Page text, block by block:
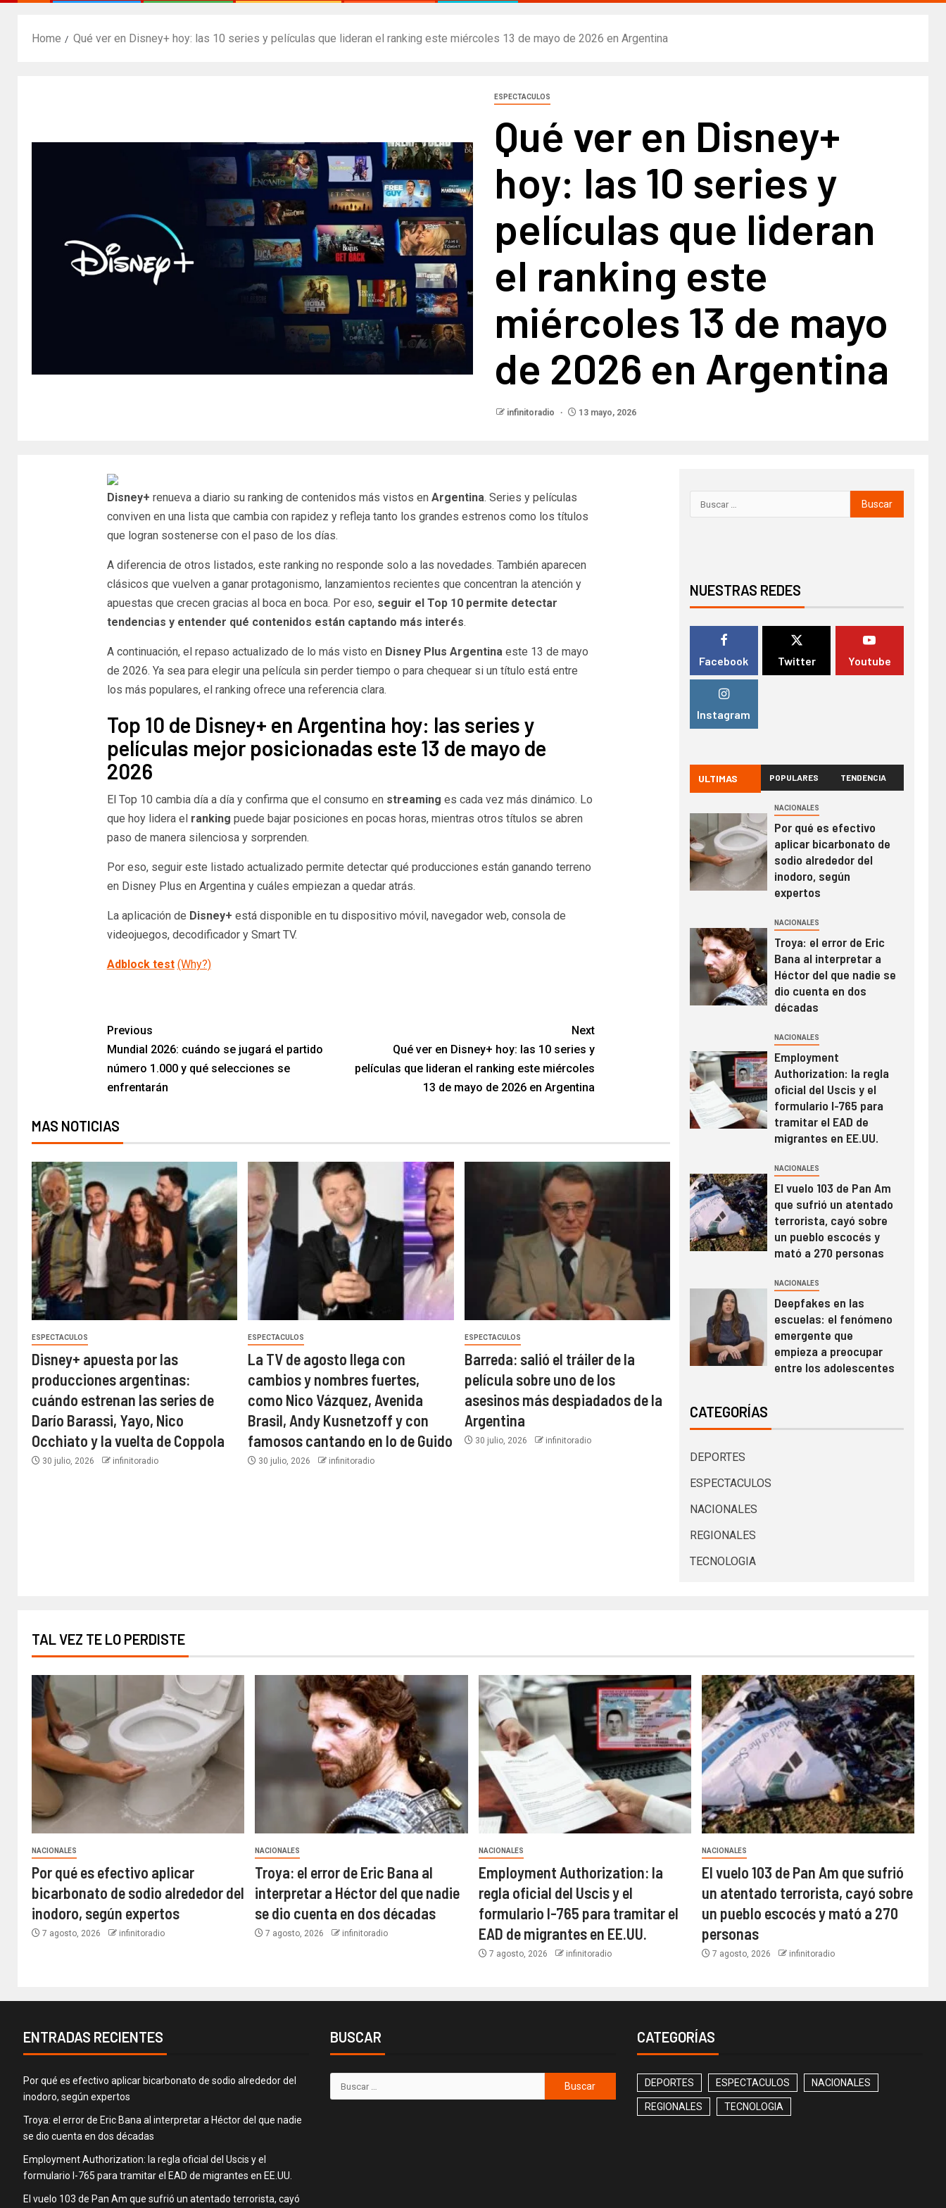
Home Qué ver en Disney+ hoy: las 10 series y películas que lideran el ranking este miércoles 13 de mayo de 2026 en Argentina
ESPECTACULOS
Qué ver en Disney+
hoy: las 10 series y
películas que lideran
el ranking este
miércoles 13 de mayo
de 2026 en Argentina
infinitoradio 13 mayo, 2026
Disney+ renueva a diario su ranking de contenidos más vistos en Argentina. Series y películas
conviven en una lista que cambia con rapidez y refleja tanto los grandes estrenos como los títulos
que logran sostenerse con el paso de los días.
A diferencia de otros listados, este ranking no responde solo a las novedades. También aparecen
clásicos que vuelven a ganar protagonismo, lanzamientos recientes que concentran la atención y
apuestas que crecen gracias al boca en boca. Por eso, seguir el Top 10 permite detectar
tendencias y entender qué contenidos están captando más interés.
A continuación, el repaso actualizado de lo más visto en Disney Plus Argentinaeste 13 de mayo
de 2026. Ya sea para elegir una película sin perder tiempo o para chequear si un título está entre
los más populares, el ranking ofrece una referencia clara.
Top 10 de Disney+ en Argentina hoy: las series y
películas mejor posicionadas este 13 de mayo de
2026
El Top 10 cambia día a día y confirma que el consumo en streaming es cada vez más dinámico. Lo
que hoy lidera el ranking puede bajar posiciones en pocas horas, mientras otros títulos se abren
paso de manera silenciosa y sorprenden.
Por eso, seguir este listado actualizado permite detectar qué producciones están ganando terreno
en Disney Plus en Argentina y cuáles empiezan a quedar atrás.
La aplicación de Disney+ está disponible en tu dispositivo móvil, navegador web, consola de
videojuegos, decodificador y Smart TV.
Adblock test (Why?)
Previous
Mundial 2026: cuándo se jugará el partido
número 1.000 y qué selecciones se
enfrentarán
Next
Qué ver en Disney+ hoy: las 10 series y
películas que lideran el ranking este miércoles
13 de mayo de 2026 en Argentina
MAS NOTICIAS
ESPECTACULOS
Disney+ apuesta por las
producciones argentinas:
cuándo estrenan las series de
Darío Barassi, Yayo, Nico
Occhiato y la vuelta de Coppola
30 julio, 2026 infinitoradio
ESPECTACULOS
La TV de agosto llega con
cambios y nombres fuertes,
como Nico Vázquez, Avenida
Brasil, Andy Kusnetzoff y con
famosos cantando en lo de Guido
30 julio, 2026 infinitoradio
ESPECTACULOS
Barreda: salió el tráiler de la
película sobre uno de los
asesinos más despiadados de la
Argentina
30 julio, 2026 infinitoradio
NUESTRAS REDES
Facebook Twitter Youtube
Instagram
ULTIMAS POPULARES TENDENCIA
NACIONALES
Por qué es efectivo
aplicar bicarbonato de
sodio alrededor del
inodoro, según
expertos
NACIONALES
Troya: el error de Eric
Bana al interpretar a
Héctor del que nadie se
dio cuenta en dos
décadas
NACIONALES
Employment
Authorization: la regla
oficial del Uscis y el
formulario I-765 para
tramitar el EAD de
migrantes en EE.UU.
NACIONALES
El vuelo 103 de Pan Am
que sufrió un atentado
terrorista, cayó sobre
un pueblo escocés y
mató a 270 personas
NACIONALES
Deepfakes en las
escuelas: el fenómeno
emergente que
empieza a preocupar
entre los adolescentes
CATEGORÍAS
DEPORTES
ESPECTACULOS
NACIONALES
REGIONALES
TECNOLOGIA
TAL VEZ TE LO PERDISTE
NACIONALES
Por qué es efectivo aplicar
bicarbonato de sodio alrededor del
inodoro, según expertos
7 agosto, 2026 infinitoradio
NACIONALES
Troya: el error de Eric Bana al
interpretar a Héctor del que nadie
se dio cuenta en dos décadas
7 agosto, 2026 infinitoradio
NACIONALES
Employment Authorization: la
regla oficial del Uscis y el
formulario I-765 para tramitar el
EAD de migrantes en EE.UU.
7 agosto, 2026 infinitoradio
NACIONALES
El vuelo 103 de Pan Am que sufrió
un atentado terrorista, cayó sobre
un pueblo escocés y mató a 270
personas
7 agosto, 2026 infinitoradio
ENTRADAS RECIENTES
Por qué es efectivo aplicar bicarbonato de sodio alrededor del
inodoro, según expertos
Troya: el error de Eric Bana al interpretar a Héctor del que nadie
se dio cuenta en dos décadas
Employment Authorization: la regla oficial del Uscis y el
formulario I-765 para tramitar el EAD de migrantes en EE.UU.
El vuelo 103 de Pan Am que sufrió un atentado terrorista, cayó
BUSCAR CATEGORÍAS
DEPORTES ESPECTACULOS NACIONALES
REGIONALES TECNOLOGIA